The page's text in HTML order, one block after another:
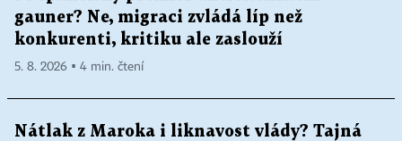
gauner? Ne, migraci zvládá líp než
konkurenti, kritiku ale zaslouží
5. 8. 2026 ▪ 4 min. čtení
Nátlak z Maroka i liknavost vlády? Tajná